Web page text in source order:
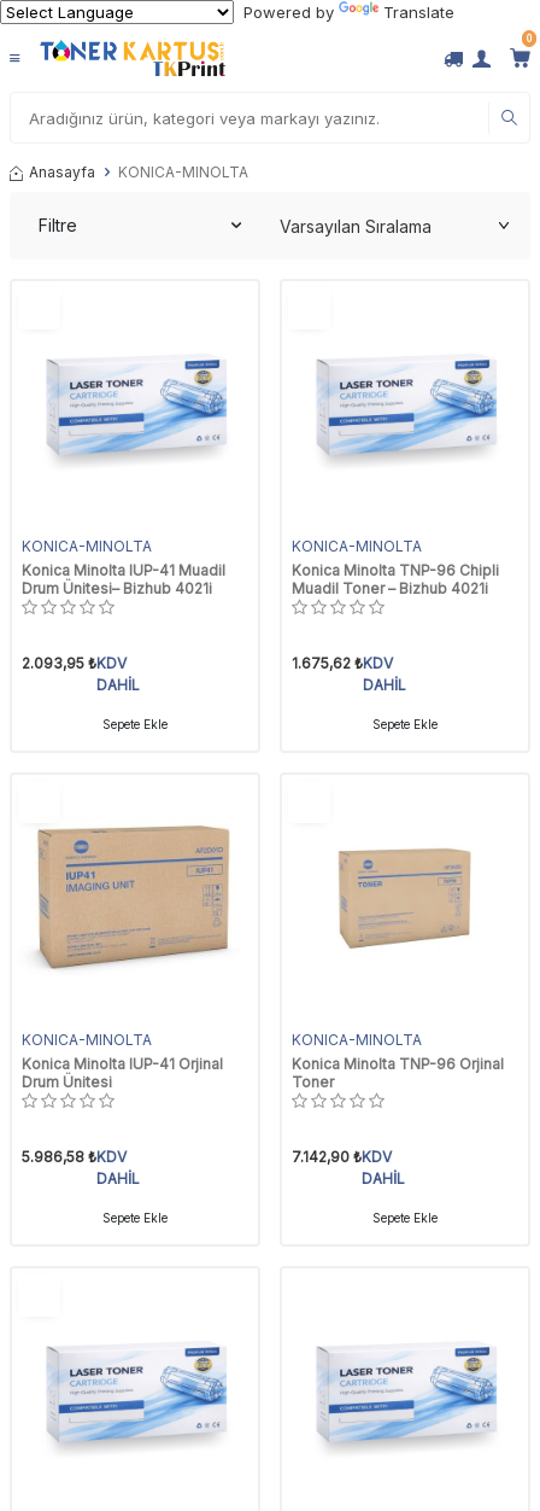
Powered by Translate
0
Anasayfa KONICA-MINOLTA
Filtre
KONICA-MINOLTA
Konica Minolta IUP-41 Muadil
Drum Ünitesi– Bizhub 4021i
2.093,95 ₺KDV
DAHİL
Sepete Ekle
KONICA-MINOLTA
Konica Minolta TNP-96 Chipli
Muadil Toner – Bizhub 4021i
1.675,62 ₺KDV
DAHİL
Sepete Ekle
KONICA-MINOLTA
Konica Minolta IUP-41 Orjinal
Drum Ünitesi
5.986,58 ₺KDV
DAHİL
Sepete Ekle
KONICA-MINOLTA
Konica Minolta TNP-96 Orjinal
Toner
7.142,90 ₺KDV
DAHİL
Sepete Ekle